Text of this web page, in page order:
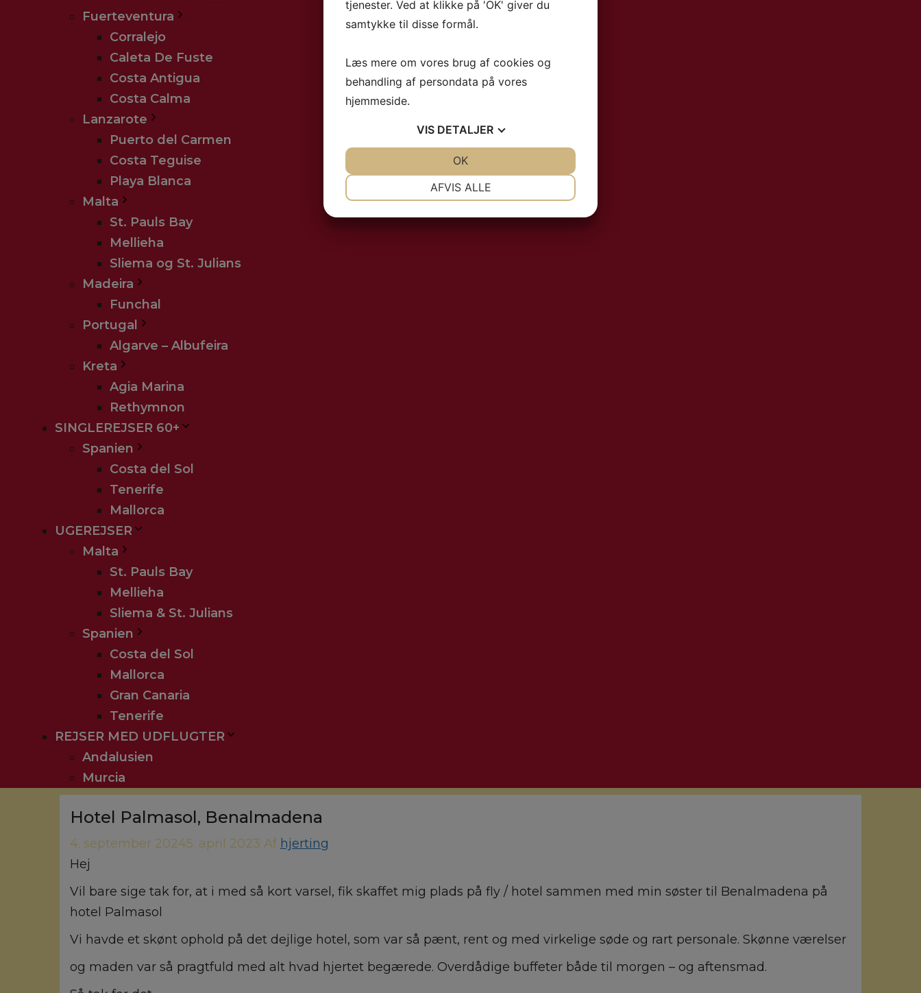
Fuerteventura
Corralejo
Caleta De Fuste
Costa Antigua
Costa Calma
Lanzarote
Puerto del Carmen
Costa Teguise
Playa Blanca
Malta
St. Pauls Bay
Mellieha
Sliema og St. Julians
Madeira
Funchal
Portugal
Algarve – Albufeira
Kreta
Agia Marina
Rethymnon
SINGLEREJSER 60+
Spanien
Costa del Sol
Tenerife
Mallorca
UGEREJSER
Malta
St. Pauls Bay
Mellieha
Sliema & St. Julians
Spanien
Costa del Sol
Mallorca
Gran Canaria
Tenerife
REJSER MED UDFLUGTER
Andalusien
Murcia
Hotel Palmasol, Benalmadena
4. september 20245. april 2023 Af hjerting
Hej
Vil bare sige tak for, at i med så kort varsel, fik skaffet mig plads på fly / hotel sammen med min søster til Benalmadena på
hotel Palmasol
Vi havde et skønt ophold på det dejlige hotel, som var så pænt, rent og med virkelige søde og rart personale. Skønne værelser
og maden var så pragtfuld med alt hvad hjertet begærede. Overdådige buffeter både til morgen – og aftensmad.
tjenester. Ved at klikke på 'OK' giver du
samtykke til disse formål.
Læs mere om vores brug af cookies og
behandling af persondata på vores
hjemmeside.
VIS DETALJER
AFVIS ALLE
OK